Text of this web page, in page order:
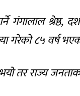
गंगालाल श्रेष्ठ,
गरेको ८५ वर्ष
तर राज्य